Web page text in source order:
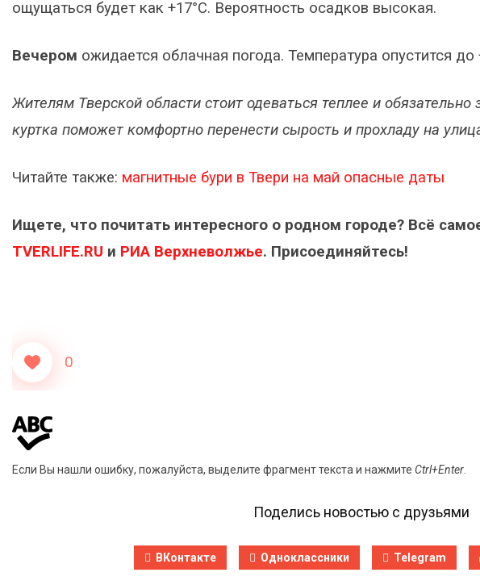
ощущаться будет как +17°C. Вероятность осадков высокая.
Вечером ожидается облачная погода. Температура опустится до
Жителям Тверской области стоит одеваться теплее и обязательно
куртка поможет комфортно перенести сырость и прохладу на
Читайте также: магнитные бури в Твери на май опасные даты
Ищете, что почитать интересного о родном городе? Всё
TVERLIFE.RU и РИА Верхневолжье. Присоединяйтесь!
0
Если Вы нашли ошибку, пожалуйста, выделите фрагмент текста и нажмите Ctrl+Enter.
Поделись новостью с друзьями
ВКонтакте Одноклассники Telegram